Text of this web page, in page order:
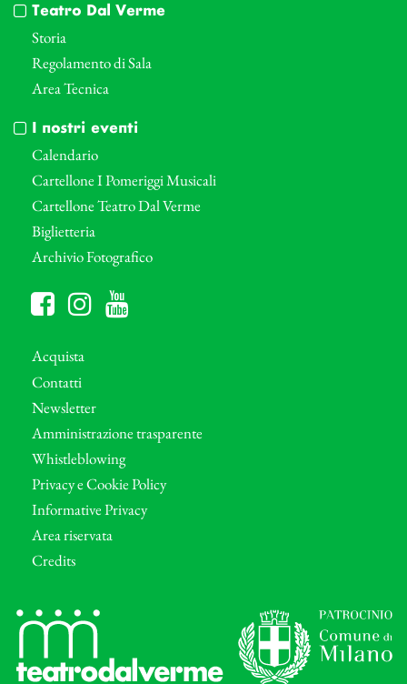
Teatro Dal Verme
Storia
Regolamento di Sala
Area Tecnica
I nostri eventi
Calendario
Cartellone I Pomeriggi Musicali
Cartellone Teatro Dal Verme
Biglietteria
Archivio Fotografico
Acquista
Contatti
Newsletter
Amministrazione trasparente
Whistleblowing
Privacy e Cookie Policy
Informative Privacy
Area riservata
Credits